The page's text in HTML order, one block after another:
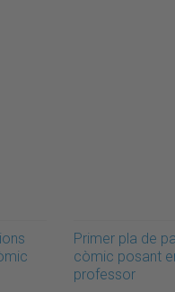
Primer pla de
còmic posant
professor